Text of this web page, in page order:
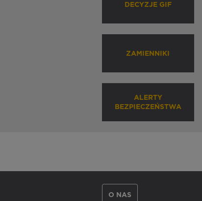
DECYZJE GIF
ZAMIENNIKI
ALERTY
BEZPIECZEŃSTWA
O NAS